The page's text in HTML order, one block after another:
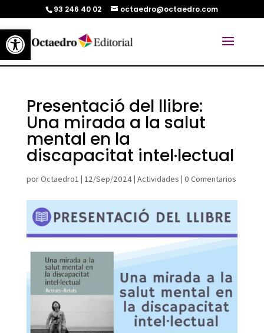
Abrir barra de herramientas
93 246 40 02 octaedro@octaedro.com
Presentació del llibre:
Una mirada a la salut
mental en la
discapacitat intel·lectual
porOctaedro1 | 12/Sep/2024| Actividades | 0 Comentarios